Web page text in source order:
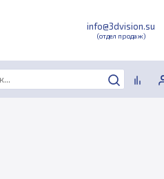
info@3dvision.su
(отдел продаж)